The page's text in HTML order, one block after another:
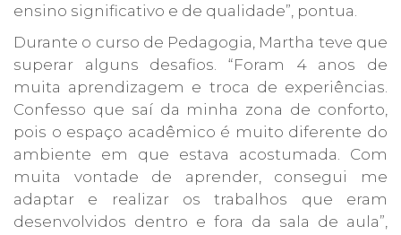
ensino significativo e de qualidade”, pontua.
Durante o curso de Pedagogia, Martha teve que
superar alguns desafios. “Foram 4 anos de
muita aprendizagem e troca de experiências.
Confesso que saí da minha zona de conforto,
pois o espaço acadêmico é muito diferente do
ambiente em que estava acostumada. Com
muita vontade de aprender, consegui me
adaptar e realizar os trabalhos que eram
desenvolvidos dentro e fora da sala de aula”,